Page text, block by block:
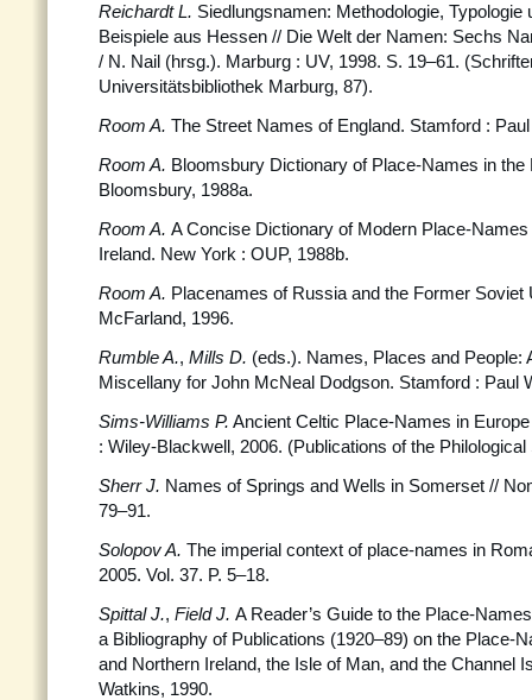
Reichardt L. Siedlungsnamen: Methodologie, Typologie
Beispiele aus Hessen // Die Welt der Namen: Sechs
/ N. Nail (hrsg.). Marburg : UV, 1998. S. 19–61.
Universitätsbibliothek Marburg, 87).
Room A. The Street Names of England. Stamford :
Room A. Bloomsbury Dictionary of Place-Names in the
Bloomsbury, 1988a.
Room A. A Concise Dictionary of Modern Place-
Ireland. New York : OUP, 1988b.
Room A. Placenames of Russia and the Former Soviet
McFarland, 1996.
Rumble A., Mills D. (eds.). Names, Places and People:
Miscellany for John McNeal Dodgson. Stamford : Paul
Sims-Williams P. Ancient Celtic Place-Names in
: Wiley-Blackwell, 2006. (Publications of the Philological
Sherr J. Names of Springs and Wells in Somerset //
79–91.
Solopov A. The imperial context of place-names in
2005. Vol. 37. P. 5–18.
Spittal J., Field J. A Reader’s Guide to the Place-
a Bibliography of Publications (1920–89) on the Place-
and Northern Ireland, the Isle of Man, and the Channel
Watkins, 1990.